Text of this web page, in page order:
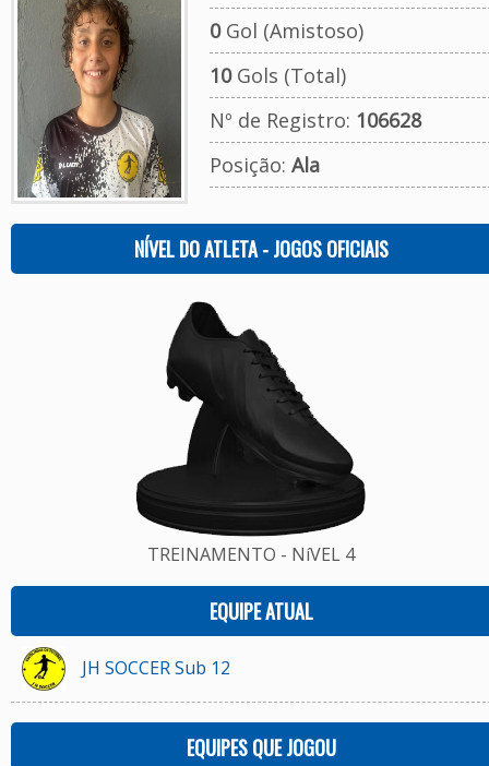
0Gol (Amistoso)
10Gols (Total)
Nº de Registro: 106628
Posição: Ala
NÍVEL DO ATLETA - JOGOS OFICIAIS
TREINAMENTO - NíVEL 4
EQUIPE ATUAL
JH SOCCER Sub 12
EQUIPES QUE JOGOU